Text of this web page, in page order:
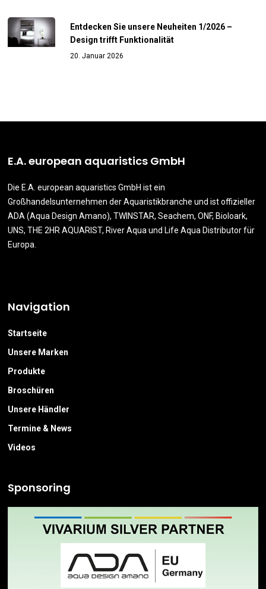
Entdecken Sie unsere Neuheiten 1/2026 –
Design trifft Funktionalität
20. Januar 2026
E.A. european aquaristics GmbH
Die E.A. european aquaristics GmbH ist ein
Großhandelsunternehmen der Aquaristikbranche und ist offizieller
ADA (Aqua Design Amano), TWINSTAR, Seachem, ONF, Bioloark,
UNS, THE 2HR AQUARIST, River Aqua und Life Aqua Distributor für
Europa.
Navigation
Startseite
Unsere Marken
Produkte
Broschüren
Unsere Händler
Termine & News
Videos
Sponsoring